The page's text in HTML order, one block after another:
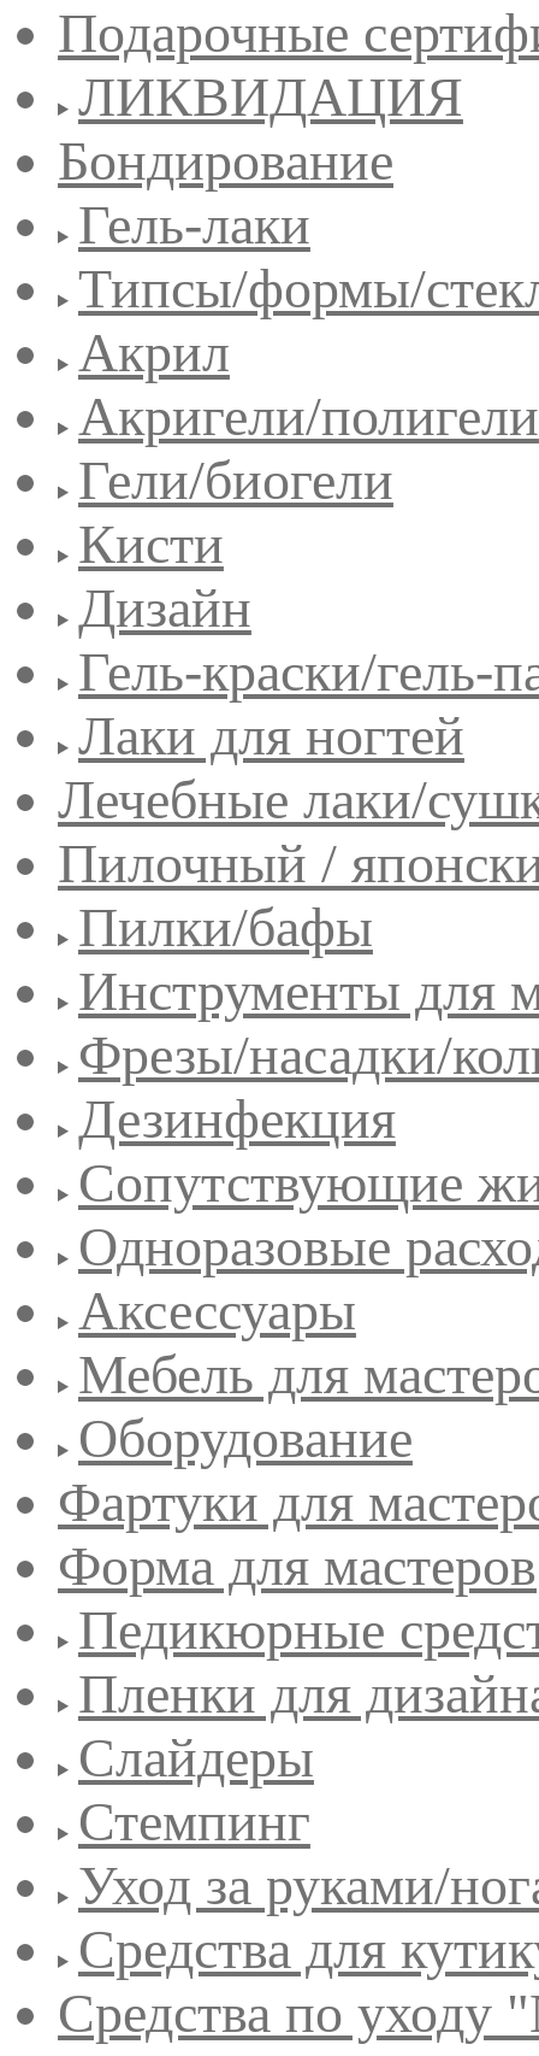
Подарочные
ЛИКВИДАЦИЯ
Бондирование
Гель-лаки
Типсы/формы/
Акрил
Акригели/полигели
Гели/биогели
Кисти
Дизайн
Гель-краски/гель-
Лаки для ногтей
Лечебные лаки/
Пилочный /
Пилки/бафы
Инструменты для
Фрезы/насадки/
Дезинфекция
Сопутствующие
Одноразовые
Аксессуары
Мебель для
Оборудование
Фартуки для
Форма для мастеров
Педикюрные
Пленки для
Слайдеры
Стемпинг
Уход за руками/
Средства для
Средства по уходу